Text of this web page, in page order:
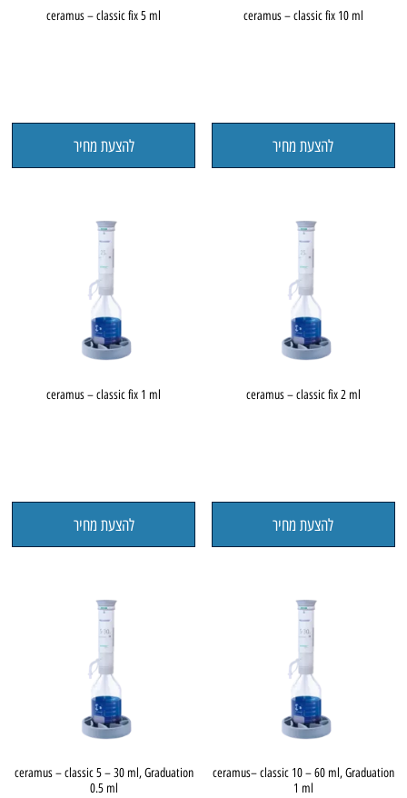
ceramus – classic fix 10 ml
להצעת מחיר
ceramus – classic fix 5 ml
להצעת מחיר
ceramus – classic fix 2 ml
להצעת מחיר
ceramus – classic fix 1 ml
להצעת מחיר
ceramus– classic 10 – 60 ml, Graduation
1 ml
ceramus – classic 5 – 30 ml, Graduation
0.5 ml